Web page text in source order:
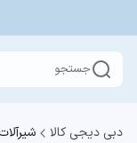
جستجو
دبی دیجی کالا